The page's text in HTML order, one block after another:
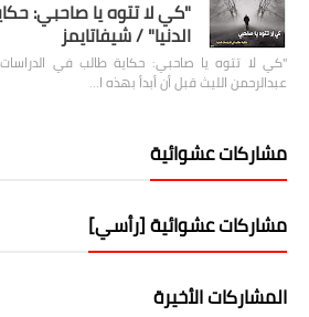
"كي لا تتوه يا صاحبي:
الدنيا" / شيفاتايمز
"كي لا تتوه يا صاحبي: حكاية طالب في الدراسات
عبدالرحمن الليث قبل أن أبدأ بهذه ا…
مشاركات عشوائية
مشاركات عشوائية [رأسي]
المشاركات الأخيرة